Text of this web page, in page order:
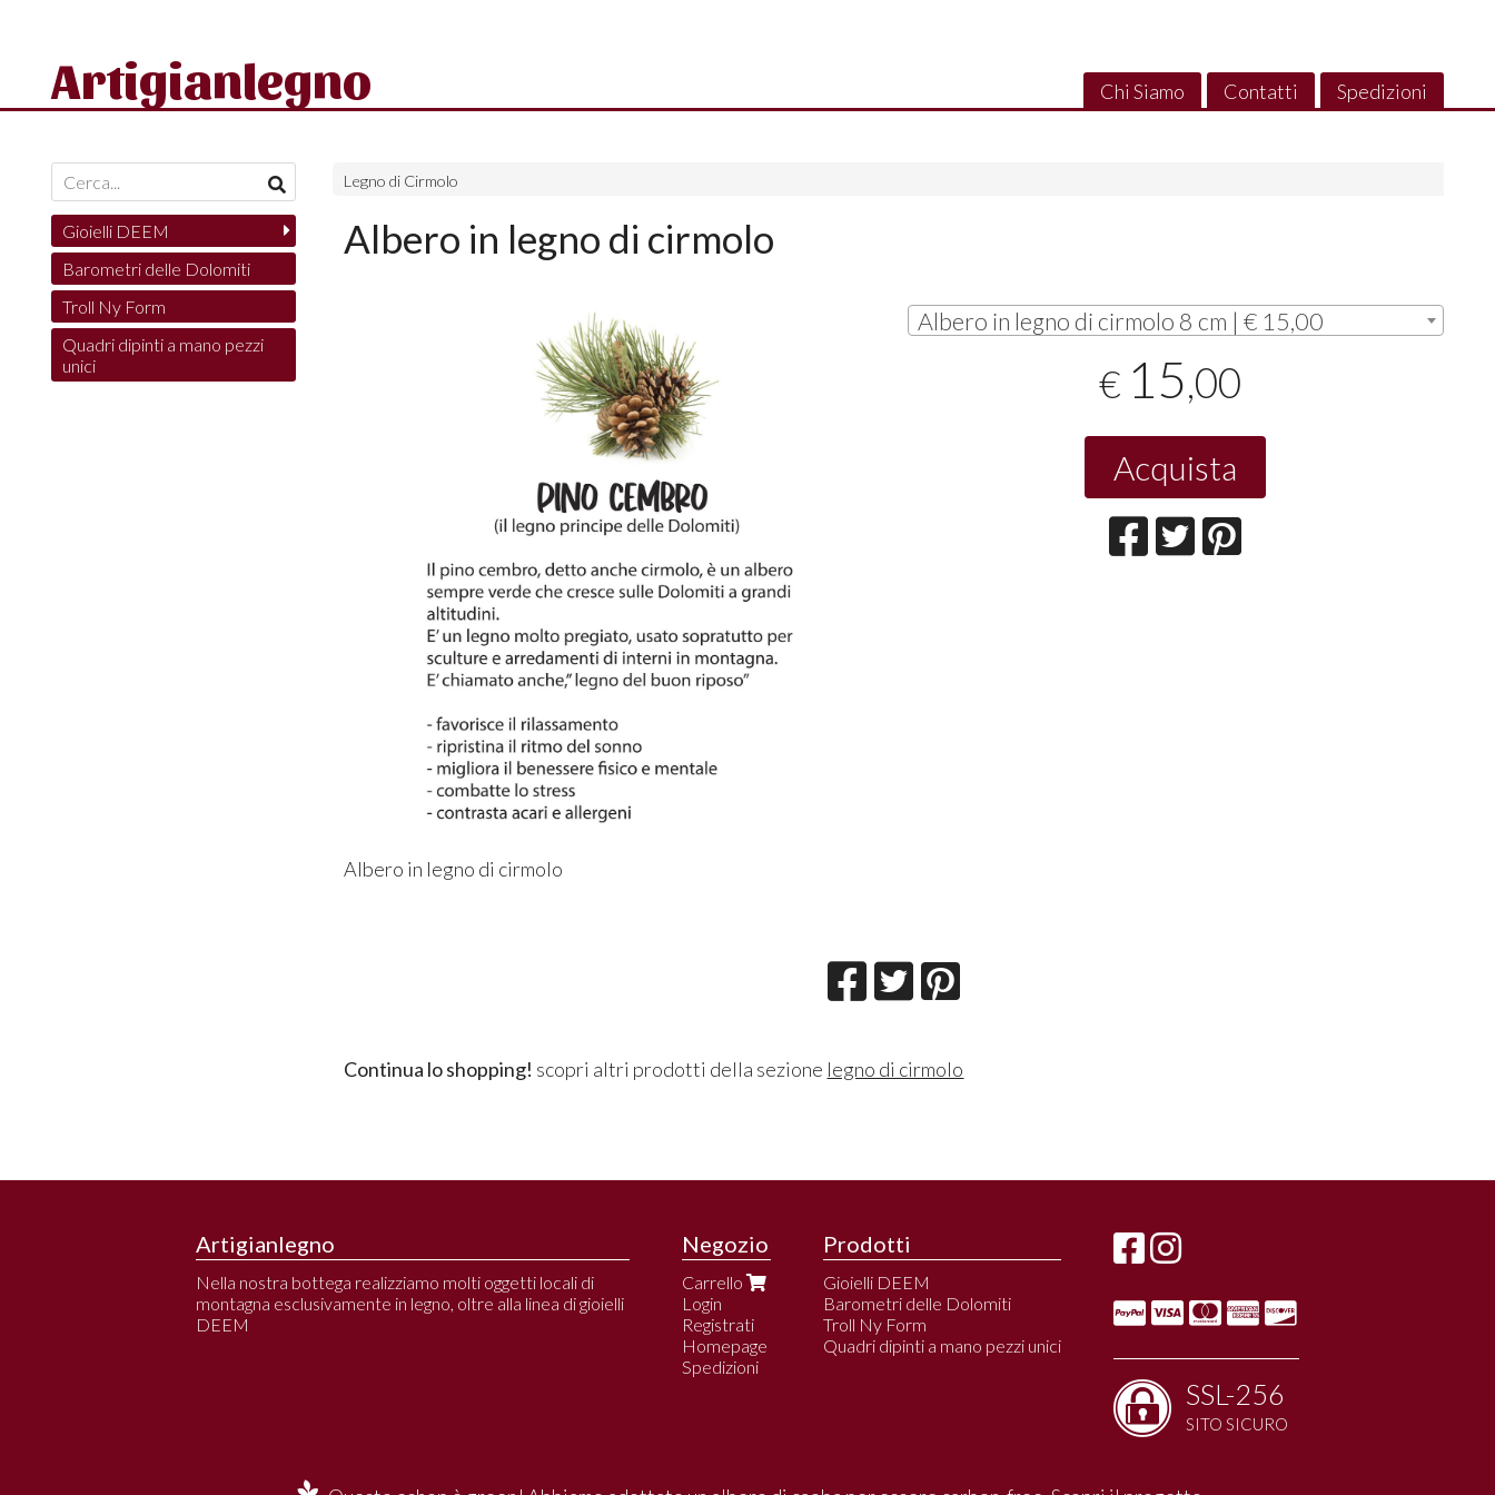
Chi Siamo Contatti Spedizioni
Artigianlegno
Legno di Cirmolo
Albero in legno di cirmolo
Albero in legno di cirmolo 8 cm | € 15,00
€ 15,00
Acquista
Albero in legno di cirmolo
Continua lo shopping! scopri altri prodotti della sezione legno di cirmolo
Gioielli DEEM
Barometri delle Dolomiti
Troll Ny Form
Quadri dipinti a mano pezzi
unici
Artigianlegno
Nella nostra bottega realizziamo molti oggetti locali di
montagna esclusivamente in legno, oltre alla linea di gioielli
DEEM
Negozio
Carrello
Login
Registrati
Homepage
Spedizioni
Prodotti
Gioielli DEEM
Barometri delle Dolomiti
Troll Ny Form
Quadri dipinti a mano pezzi unici
SSL-256
SITO SICURO